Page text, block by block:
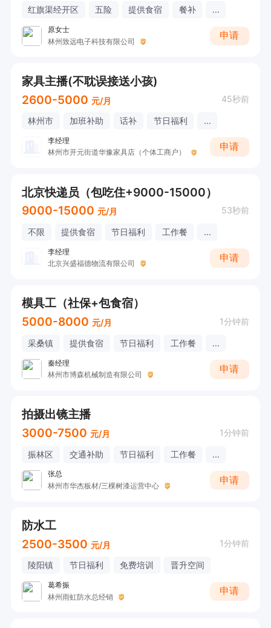
红旗渠经开区 五险 提供食宿 餐补 ...
原女士
林州致远电子科技有限公司
申请
家具主播(不耽误接送小孩)
2600-5000 元/月 45秒前
林州市 加班补助 话补 节日福利 ...
李经理
林州市开元街道华豫家具店（个体工商户）
申请
北京快递员（包吃住+9000-15000）
9000-15000 元/月 53秒前
不限 提供食宿 节日福利 工作餐 ...
李经理
北京兴盛福德物流有限公司
申请
模具工（社保+包食宿）
5000-8000 元/月 1分钟前
采桑镇 提供食宿 节日福利 工作餐 ...
秦经理
林州市博森机械制造有限公司
申请
拍摄出镜主播
3000-7500 元/月 1分钟前
振林区 交通补助 节日福利 工作餐 ...
张总
林州市华杰板材/三棵树漆运营中心
申请
防水工
2500-3500 元/月 1分钟前
陵阳镇 节日福利 免费培训 晋升空间
葛希振
林州雨虹防水总经销
申请